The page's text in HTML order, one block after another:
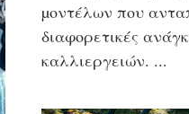
µοντέλων που
διαφορετικές
καλλιεργειών.